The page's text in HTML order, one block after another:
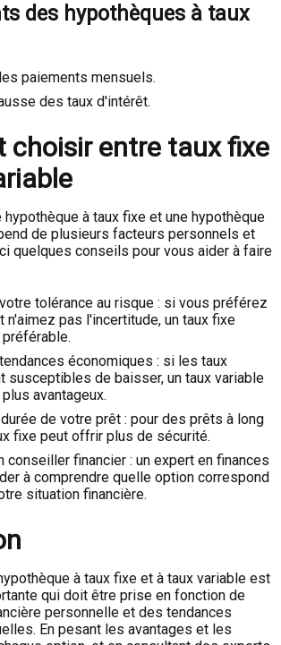
des hypothèques à taux
paiements mensuels.
des taux d'intérêt.
choisir entre taux fixe
hypothèque à taux fixe et une hypothèque
de plusieurs facteurs personnels et
quelques conseils pour vous aider à faire
tolérance au risque : si vous préférez
n'aimez pas l'incertitude, un taux fixe
économiques : si les taux
susceptibles de baisser, un taux variable
avantageux.
de votre prêt : pour des prêts à long
fixe peut offrir plus de sécurité.
conseiller financier : un expert en finances
à comprendre quelle option correspond
situation financière.
à taux fixe et à taux variable est
qui doit être prise en fonction de
personnelle et des tendances
En pesant les avantages et les